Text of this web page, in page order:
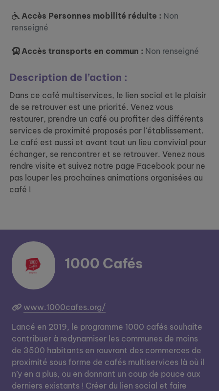
Accès Personnes mobilité réduite : Non
renseigné
Accès transports en commun : Non renseigné
Description de l’action :
Dans ce café multiservices, le lien social et le plaisir
de se retrouver est une priorité. Venez vous
restaurer, prendre un café ou profiter des différents
services de proximité proposés par l'établissement.
Le café est aussi et avant tout un lieu convivial pour
échanger, se rencontrer et se retrouver. Venez nous
rendre visite et suivez notre page Facebook pour ne
pas louper les prochaines animations organisées au
café !
1000 Cafés
www.1000cafes.org/
Lancé en 2019, le programme 1000 cafés souhaite
contribuer à redynamiser les communes de moins
de 3500 habitants en rouvrant des commerces de
proximité sous forme de cafés multiservices là où il
n’y en a plus, ou en donnant un coup de pouce aux
derniers existants ! Créer du lien social et faire